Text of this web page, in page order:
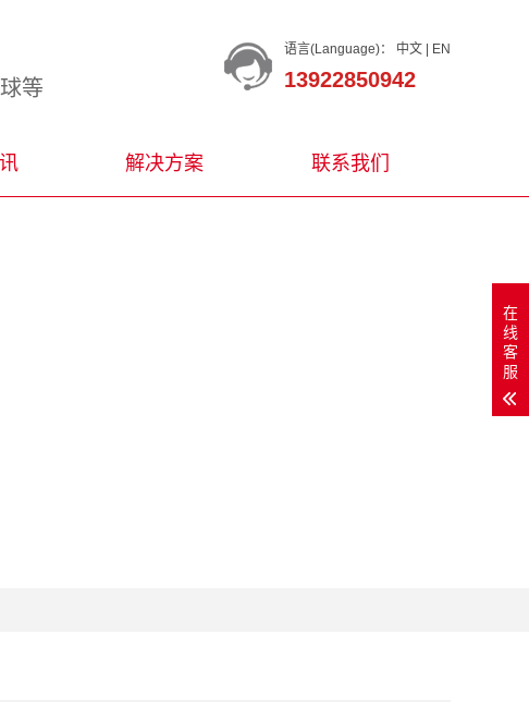
语言(Language)： 中文 EN
13922850942
等
解决方案 联系我们
在
线
客
服